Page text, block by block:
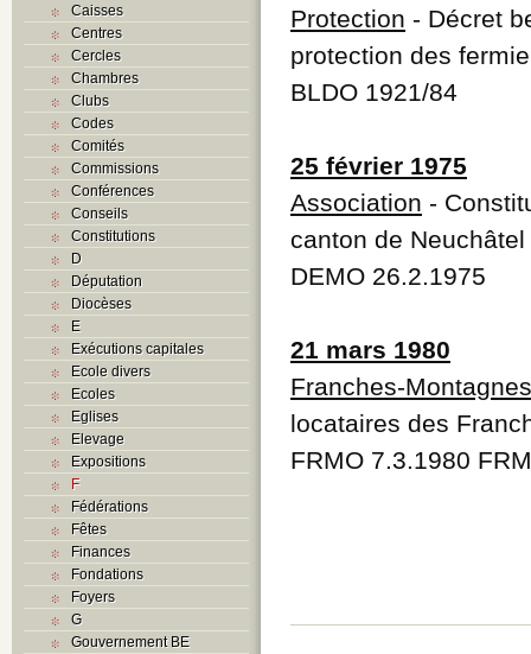
Caisses
Centres
Cercles
Chambres
Clubs
Codes
Comités
Commissions
Conférences
Conseils
Constitutions
D
Députation
Diocèses
E
Exécutions capitales
Ecole divers
Ecoles
Eglises
Elevage
Expositions
F
Fédérations
Fêtes
Finances
Fondations
Foyers
G
Gouvernement BE
Protection - Décret
protection des
BLDO 1921/84
25 février 1975
Association -
canton de Neuchâtel
DEMO 26.2.1975
21 mars 1980
Franches-Montagnes
locataires des
FRMO 7.3.1980